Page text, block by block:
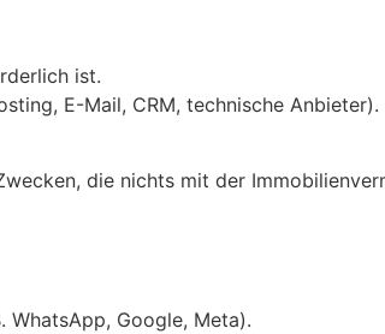
ist.
E-Mail, CRM, technische Anbieter).
die nichts mit der
WhatsApp, Google, Meta).